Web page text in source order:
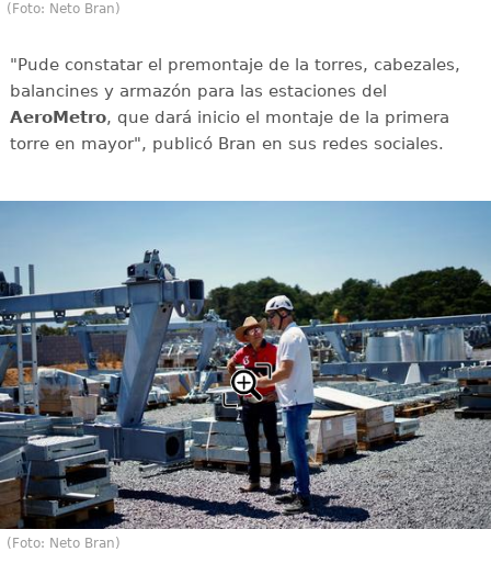
(Foto: Neto Bran)
"Pude constatar el premontaje de la torres, cabezales,
balancines y armazón para las estaciones del
AeroMetro, que dará inicio el montaje de la primera
torre en mayor", publicó Bran en sus redes sociales.
(Foto: Neto Bran)